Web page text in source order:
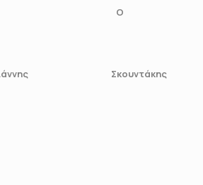
Ο
Γιάννης Σκουντάκης